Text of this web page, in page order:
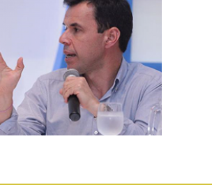
El CME se une al
vigésimo
aniversario de la
promulgación de
los Principios
Voluntarios de